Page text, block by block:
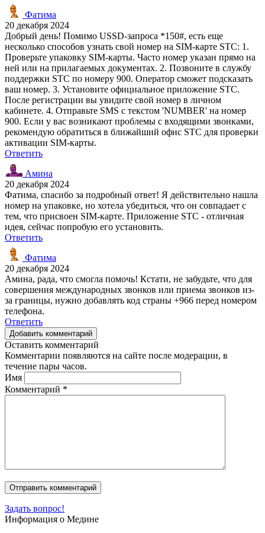
Фатима
20 декабря 2024
Добрый день! Помимо USSD-запроса *150#, есть еще
несколько способов узнать свой номер на SIM-карте STC: 1.
Проверьте упаковку SIM-карты. Часто номер указан прямо на
ней или на прилагаемых документах. 2. Позвоните в службу
поддержки STC по номеру 900. Оператор сможет подсказать
ваш номер. 3. Установите официальное приложение STC.
После регистрации вы увидите свой номер в личном
кабинете. 4. Отправьте SMS с текстом 'NUMBER' на номер
900. Если у вас возникают проблемы с входящими звонками,
рекомендую обратиться в ближайший офис STC для проверки
активации SIM-карты.
Ответить
Амина
20 декабря 2024
Фатима, спасибо за подробный ответ! Я действительно нашла
номер на упаковке, но хотела убедиться, что он совпадает с
тем, что присвоен SIM-карте. Приложение STC - отличная
идея, сейчас попробую его установить.
Ответить
Фатима
20 декабря 2024
Амина, рада, что смогла помочь! Кстати, не забудьте, что для
совершения международных звонков или приема звонков из-
за границы, нужно добавлять код страны +966 перед номером
телефона.
Ответить
Добавить комментарий
Оставить комментарий
Комментарии появляются на сайте после модерации, в
течение пары часов.
Имя
Комментарий *
Задать вопрос!
Информация о Медине